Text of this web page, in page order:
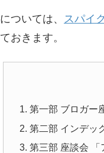
ついては、 スパイ
おきます。
第一部 ブロガー
第二部 インデッ
第三部 座談会 「